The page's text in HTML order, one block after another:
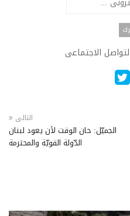
الاجتماعى
التالى
الجميّل: حان الوقت لأن يعود لبنان
الدّولة القويّة والمحترمة